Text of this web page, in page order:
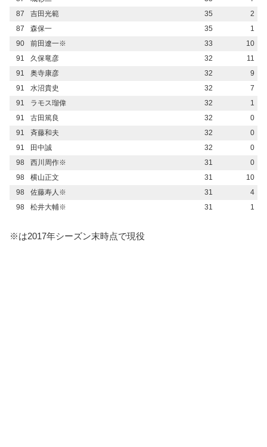
87
吉田光範 35
2
87
森保一 35
1
90
前田遼一※ 33
10
91
久保竜彦 32
11
91
奥寺康彦 32
9
91
水沼貴史 32
7
91
ラモス瑠偉 32
1
91
古田篤良 32
0
91
斉藤和夫 32
0
91
田中誠 32
0
98
西川周作※ 31
0
98
横山正文 31
10
98
佐藤寿人※ 31
4
98
松井大輔※ 31 1
※は2017年シーズン末時点で現役